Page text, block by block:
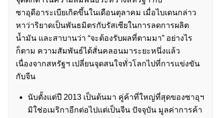
ซาอุดีอาระเบียเกิดขึ้นในเดือนตุลาคม เมื่อไบเดนกล่าว
หาว่าริยาดเป็นพันธมิตรกับรัสเซียในการลดการผลิต
น้ำมัน และสาบานว่า “จะต้องรับผลที่ตามมา” อย่างไร
ก็ตาม ความสัมพันธ์ได้สั่นคลอนมาระยะหนึ่งแล้ว
เนื่องจากสหรัฐฯ เปลี่ยนจุดสนใจทั่วโลกไปที่การแข่งขัน
กับจีน
นับตั้งแต่ปี 2013 เป็นต้นมา คู่ค้าที่ใหญ่ที่สุดของซาอุฯ
มิใช่อเมริกาอีกต่อไปแต่เป็นจีน ปัจจุบัน มูลค่าการค้า